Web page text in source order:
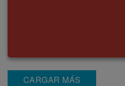
CARGAR MÁS